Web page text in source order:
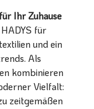
Ihr Zuhause
für
und ein
Als
kombinieren
Vielfalt:
zeitgemäßen